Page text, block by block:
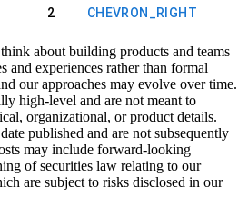
2 CHEVRON_RIGHT
about building products and teams
and experiences rather than formal
our approaches may evolve over time.
high-level and are not meant to
organizational, or product details.
published and are not subsequently
may include forward-looking
of securities law relating to our
are subject to risks disclosed in our